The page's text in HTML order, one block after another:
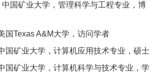
中国矿业大学，管理科学与工程专业，博
国Texas A&M大学，访问学者
国矿业大学，计算机应用技术专业，硕士
国矿业大学，计算机科学与技术专业，学